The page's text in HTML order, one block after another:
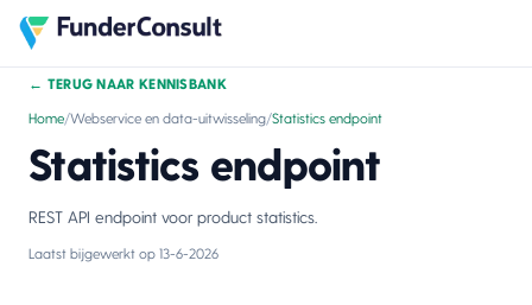
← TERUG NAAR KENNISBANK
Home/Webservice en data-uitwisseling/Statistics endpoint
Statistics endpoint
REST API endpoint voor product statistics.
Laatst bijgewerkt op 13-6-2026